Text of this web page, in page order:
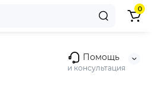
Помощь
и консультация
0